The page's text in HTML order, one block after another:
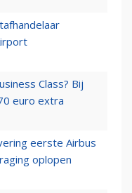
Class? Bij
euro extra
eerste Airbus
oplopen